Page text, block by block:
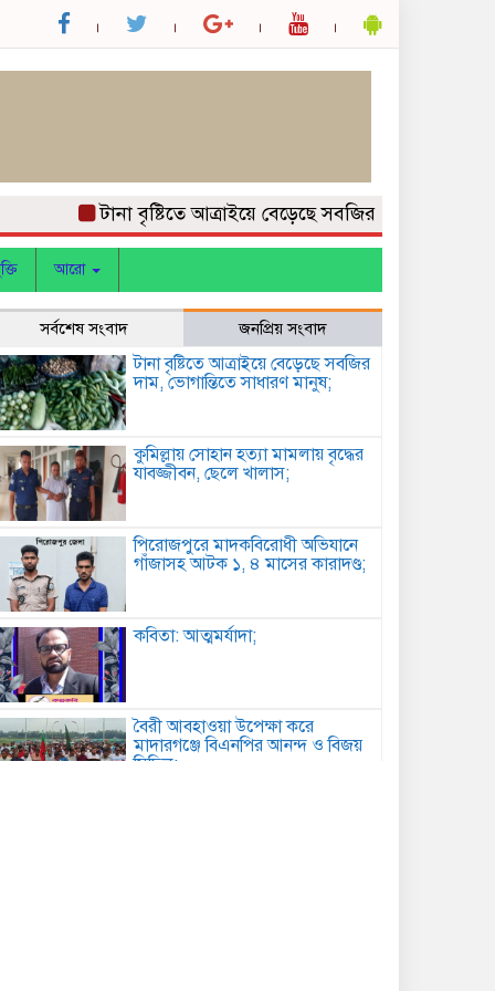
টানা বৃষ্টিতে আত্রাইয়ে বেড়েছে সবজির দাম, ভোগান্তিতে
আরো
সর্বশেষ সংবাদ জনপ্রিয় সংবাদ
টানা বৃষ্টিতে আত্রাইয়ে বেড়েছে সবজির
দাম, ভোগান্তিতে সাধারণ মানুষ;
কুমিল্লায় সোহান হত্যা মামলায় বৃদ্ধের
যাবজ্জীবন, ছেলে খালাস;
পিরোজপুরে মাদকবিরোধী অভিযানে
গাঁজাসহ আটক ১, ৪ মাসের কারাদণ্ড;
কবিতা: আত্মমর্যাদা;
বৈরী আবহাওয়া উপেক্ষা করে
মাদারগঞ্জে বিএনপির আনন্দ ও বিজয়
মিছিল;